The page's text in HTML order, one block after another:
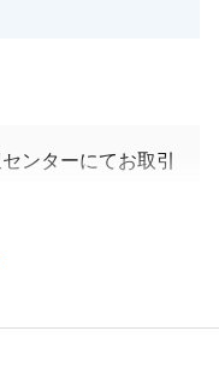
ンターにてお取引
すので、多忙だっ
ただき、心よりお礼